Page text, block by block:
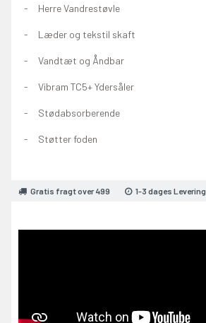
Herre Vandrestøvle
Læder og tekstil skaft
Vandtæt og Åndbar
Vibram TC5+ Ydersåler
Stødabsorberende
Støtter foden
Gratis fragt over 499 1-3 dages Levering